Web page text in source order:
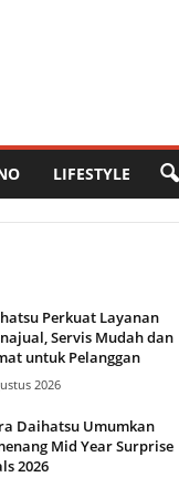
LIFESTYLE
Perkuat Layanan
Servis Mudah dan
untuk Pelanggan
2026
Daihatsu Umumkan
Mid Year Surprise
2026